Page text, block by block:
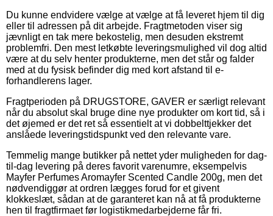
Du kunne endvidere vælge at vælge at få leveret hjem til dig
eller til adressen på dit arbejde. Fragtmetoden viser sig
jævnligt en tak mere bekostelig, men desuden ekstremt
problemfri. Den mest letkøbte leveringsmulighed vil dog altid
være at du selv henter produkterne, men det står og falder
med at du fysisk befinder dig med kort afstand til e-
forhandlerens lager.
Fragtperioden på DRUGSTORE, GAVER er særligt relevant
når du absolut skal bruge dine nye produkter om kort tid, så i
det øjemed er det ret så essentielt at vi dobbelttjekker det
anslåede leveringstidspunkt ved den relevante vare.
Temmelig mange butikker på nettet yder muligheden for dag-
til-dag levering på deres favorit varenumre, eksempelvis
Mayfer Perfumes Aromayfer Scented Candle 200g, men det
nødvendiggør at ordren lægges forud for et givent
klokkeslæt, sådan at de garanteret kan nå at få produkterne
hen til fragtfirmaet før logistikmedarbejderne får fri.